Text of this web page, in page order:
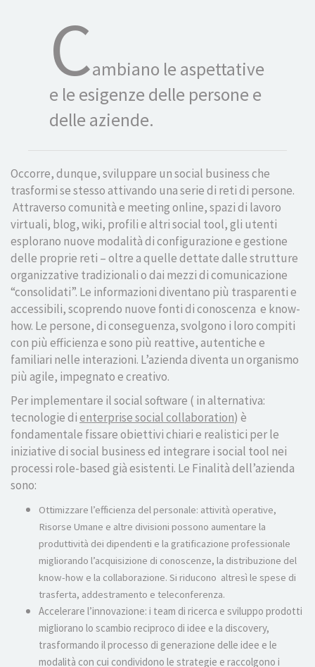
Cambiano le aspettative
e le esigenze delle persone e
delle aziende.
Occorre, dunque, sviluppare un social business che
trasformi se stesso attivando una serie di reti di persone.
Attraverso comunità e meeting online, spazi di lavoro
virtuali, blog, wiki, profili e altri social tool, gli utenti
esplorano nuove modalità di configurazione e gestione
delle proprie reti – oltre a quelle dettate dalle strutture
organizzative tradizionali o dai mezzi di comunicazione
“consolidati”. Le informazioni diventano più trasparenti e
accessibili, scoprendo nuove fonti di conoscenza e know-
how. Le persone, di conseguenza, svolgono i loro compiti
con più efficienza e sono più reattive, autentiche e
familiari nelle interazioni. L’azienda diventa un organismo
più agile, impegnato e creativo.
Per implementare il social software ( in alternativa:
tecnologie dienterprise social collaboration) è
fondamentale fissare obiettivi chiari e realistici per le
iniziative di social business ed integrare i social tool nei
processi role-based già esistenti. Le Finalità dell’azienda
sono:
Ottimizzare l’efficienza del personale: attività operative,
Risorse Umane e altre divisioni possono aumentare la
produttività dei dipendenti e la gratificazione professionale
migliorando l’acquisizione di conoscenze, la distribuzione del
know-how e la collaborazione. Si riducono altresì le spese di
trasferta, addestramento e teleconferenza.
Accelerare l’innovazione: i team di ricerca e sviluppo prodotti
migliorano lo scambio reciproco di idee e la discovery,
trasformando il processo di generazione delle idee e le
modalità con cui condividono le strategie e raccolgono i